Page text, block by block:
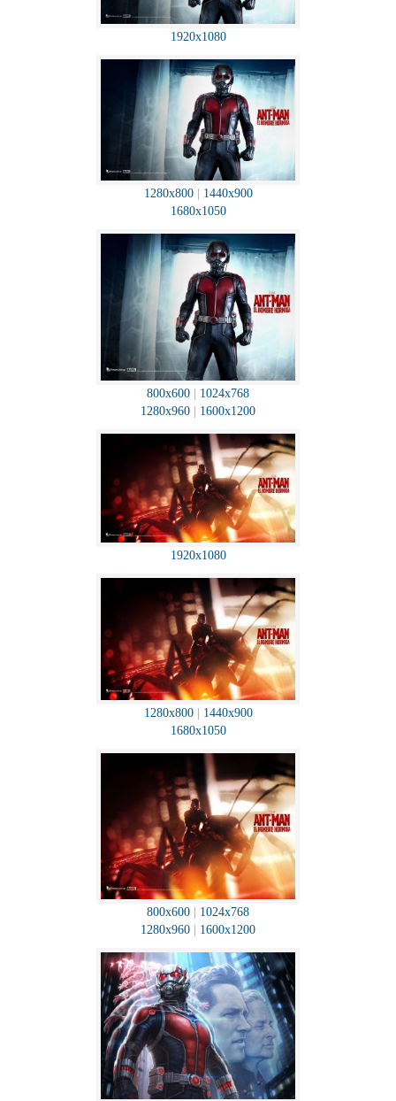
1920x1080
1280x800| 1440x900
1680x1050
800x600
1024x768
1280x960
1600x1200
1920x1080
1280x800| 1440x900
1680x1050
800x600
1024x768
1280x960
1600x1200